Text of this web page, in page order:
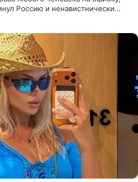
Россию и ненавистнически